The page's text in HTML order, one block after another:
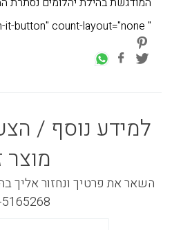
" class="pin-it-button" count-layout="none">
למידע נוסף /
מוצר
השאר את פרטיך ונחזור אליך